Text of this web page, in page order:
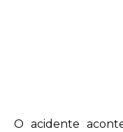
O acidente